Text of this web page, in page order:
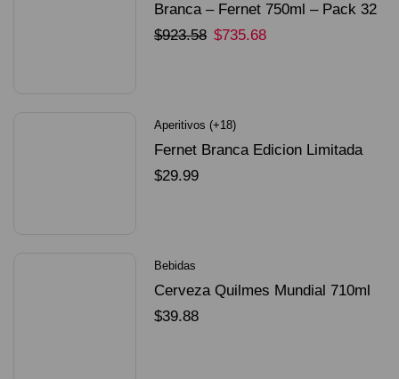
Branca – Fernet 750ml – Pack 32
Unidades
$923.58 $735.68
Aperitivos (+18)
Fernet Branca Edicion Limitada
Dorado Mundial
$29.99
Bebidas
Cerveza Quilmes Mundial 710ml
packX4
$39.88